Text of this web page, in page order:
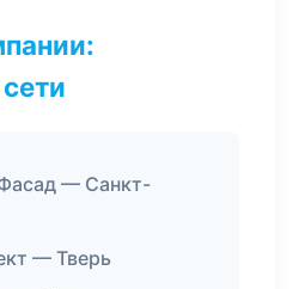
— Санкт-
— Тверь